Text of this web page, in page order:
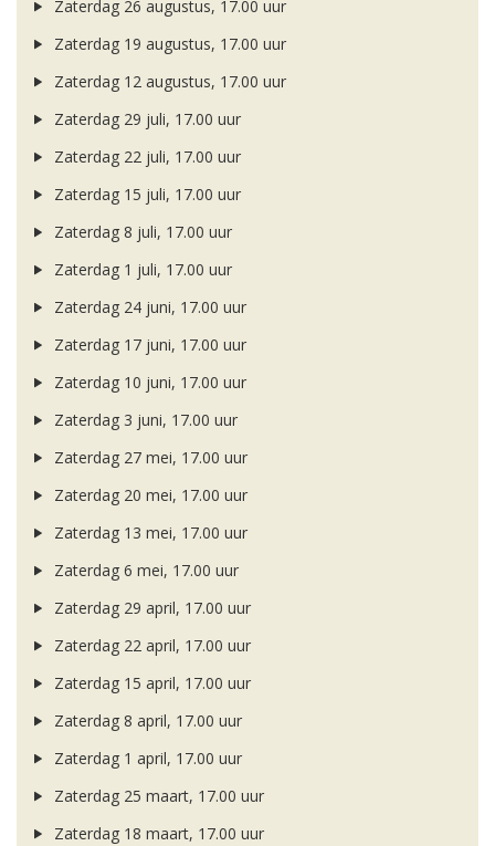
Zaterdag 26 augustus, 17.00 uur
Zaterdag 19 augustus, 17.00 uur
Zaterdag 12 augustus, 17.00 uur
Zaterdag 29 juli, 17.00 uur
Zaterdag 22 juli, 17.00 uur
Zaterdag 15 juli, 17.00 uur
Zaterdag 8 juli, 17.00 uur
Zaterdag 1 juli, 17.00 uur
Zaterdag 24 juni, 17.00 uur
Zaterdag 17 juni, 17.00 uur
Zaterdag 10 juni, 17.00 uur
Zaterdag 3 juni, 17.00 uur
Zaterdag 27 mei, 17.00 uur
Zaterdag 20 mei, 17.00 uur
Zaterdag 13 mei, 17.00 uur
Zaterdag 6 mei, 17.00 uur
Zaterdag 29 april, 17.00 uur
Zaterdag 22 april, 17.00 uur
Zaterdag 15 april, 17.00 uur
Zaterdag 8 april, 17.00 uur
Zaterdag 1 april, 17.00 uur
Zaterdag 25 maart, 17.00 uur
Zaterdag 18 maart, 17.00 uur